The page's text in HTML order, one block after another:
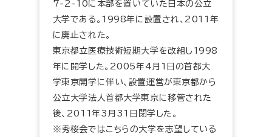
7-2-10に本部を置いていた日本の公立
大学である。1998年に設置され、2011年
に廃止された。
東京都立医療技術短期大学を改組し1998
年に開学した。2005年4月1日の首都大
学東京開学に伴い、設置運営が東京都から
公立大学法人首都大学東京に移管された
後、2011年3月31日閉学した。
※秀桜会ではこちらの大学を志望している